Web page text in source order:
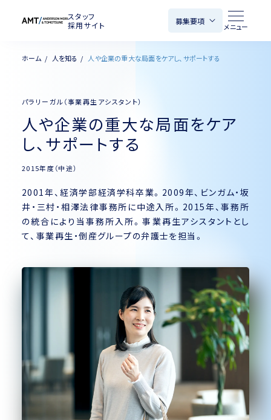
スタッフ
採用サイト
募集要項
メニュー
仕事を知る
人を知る
働く環境
選考について
新卒向けインターンシップ・
事務所説明会
FAQ
ホーム 人を知る 人や企業の重大な局面をケアし、サポートする
パラリーガル（事業再生アシスタント）
人や企業の重大な局面をケア
し、サポートする
2015年度（中途）
2001年、経済学部経済学科卒業。2009年、ビンガム・坂
井・三村・相澤法律事務所に中途入所。2015年、事務所
の統合により当事務所入所。事業再生アシスタントとし
て、事業再生・倒産グループの弁護士を担当。